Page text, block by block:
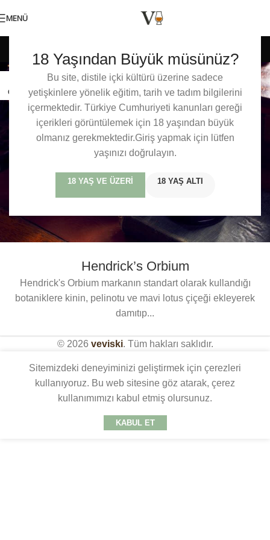
18 Yaşından Büyük müsünüz?
Bu site, distile içki kültürü üzerine sadece
yetişkinlere yönelik eğitim, tarih ve tadım bilgilerini
içermektedir. Türkiye Cumhuriyeti kanunları gereği
içerikleri görüntülemek için 18 yaşından büyük
olmanız gerekmektedir.Giriş yapmak için lütfen
yaşınızı doğrulayın.
18 YAŞ VE ÜZERI 18 YAŞ ALTI
MENÜ
Etiket arşivleri: Hendrick’s
OCA
Hendrick’s Orbium
Hendrick's Orbium markanın standart olarak kullandığı
botaniklere kinin, pelinotu ve mavi lotus çiçeği ekleyerek
damıtıp...
© 2026 veviski. Tüm hakları saklıdır.
Sitemizdeki deneyiminizi geliştirmek için çerezleri
kullanıyoruz. Bu web sitesine göz atarak, çerez
kullanımımızı kabul etmiş olursunuz.
KABUL ET